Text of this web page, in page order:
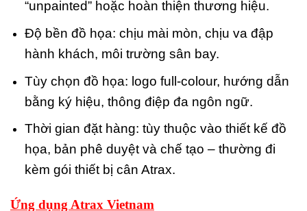
“unpainted” hoặc hoàn thiện thương hiệu.
Độ bền đồ họa: chịu mài mòn, chịu va đập
hành khách, môi trường sân bay.
Tùy chọn đồ họa: logo full-colour, hướng dẫn
bằng ký hiệu, thông điệp đa ngôn ngữ.
Thời gian đặt hàng: tùy thuộc vào thiết kế đồ
họa, bản phê duyệt và chế tạo – thường đi
kèm gói thiết bị cân Atrax.
Ứng dụng Atrax Vietnam